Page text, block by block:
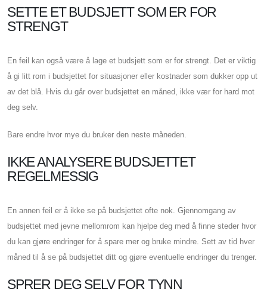
SETTE ET BUDSJETT SOM ER FOR
STRENGT
En feil kan også være å lage et budsjett som er for strengt. Det er viktig
å gi litt rom i budsjettet for situasjoner eller kostnader som dukker opp ut
av det blå. Hvis du går over budsjettet en måned, ikke vær for hard mot
deg selv.
Bare endre hvor mye du bruker den neste måneden.
IKKE ANALYSERE BUDSJETTET
REGELMESSIG
En annen feil er å ikke se på budsjettet ofte nok. Gjennomgang av
budsjettet med jevne mellomrom kan hjelpe deg med å finne steder hvor
du kan gjøre endringer for å spare mer og bruke mindre. Sett av tid hver
måned til å se på budsjettet ditt og gjøre eventuelle endringer du trenger.
SPRER DEG SELV FOR TYNN